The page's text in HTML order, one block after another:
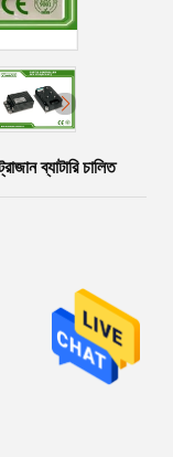
ব্যাটারি চালিত